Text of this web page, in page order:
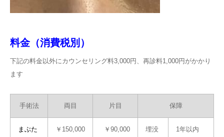
料金（消費税別）
下記の料金以外にカウンセリング料3,000円、再診料1,000円がかかり
ます
手術法 両目 片目 保障
まぶた
￥150,000 ￥90,000
埋没
1年以内